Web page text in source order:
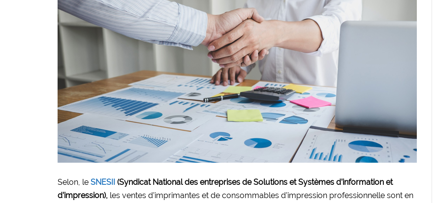
Selon, le SNESII (Syndicat National des entreprises de Solutions et Systèmes d’information et
d’impression), les ventes d’imprimantes et de consommables d’impression professionnelle sont en